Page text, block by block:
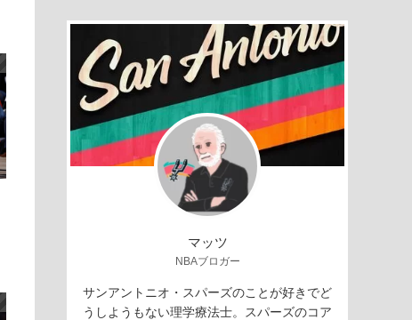
マッツ
NBAブロガー
サンアントニオ・スパーズのことが好きでど
うしようもない理学療法士。スパーズのコア